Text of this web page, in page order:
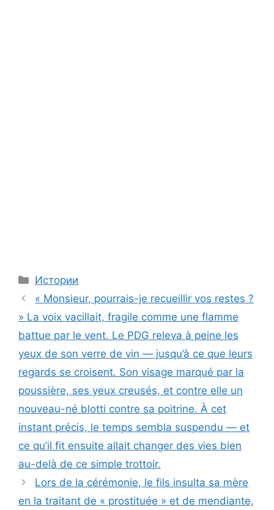
Categories
Истории
« Monsieur, pourrais-je recueillir vos restes ?
» La voix vacillait, fragile comme une flamme
battue par le vent. Le PDG releva à peine les
yeux de son verre de vin — jusqu’à ce que leurs
regards se croisent. Son visage marqué par la
poussière, ses yeux creusés, et contre elle un
nouveau-né blotti contre sa poitrine. À cet
instant précis, le temps sembla suspendu — et
ce qu’il fit ensuite allait changer des vies bien
au-delà de ce simple trottoir.
Lors de la cérémonie, le fils insulta sa mère
en la traitant de « prostituée » et de mendiante,